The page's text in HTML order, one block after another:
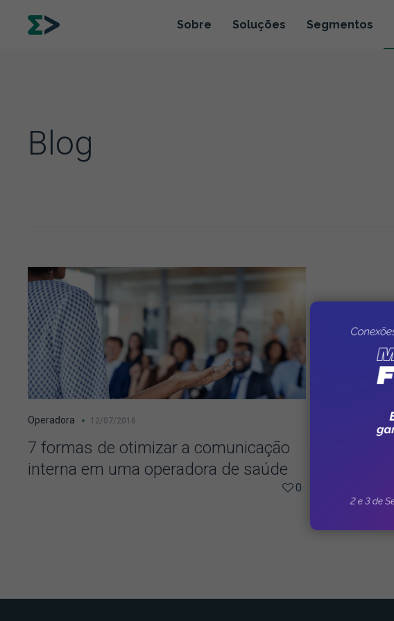
Sobre Soluções Segmentos
Blog
Operadora 12/07/2016
7 formas de otimizar a comunicação
interna em uma operadora de saúde
0